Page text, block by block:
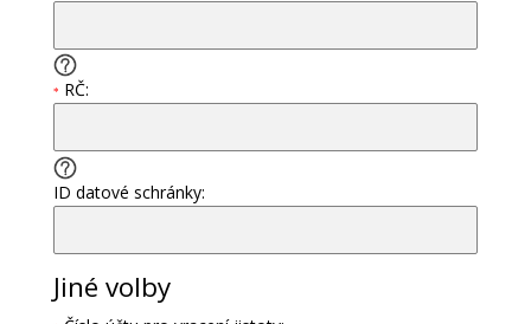
* RČ:
ID datové schránky:
Jiné volby